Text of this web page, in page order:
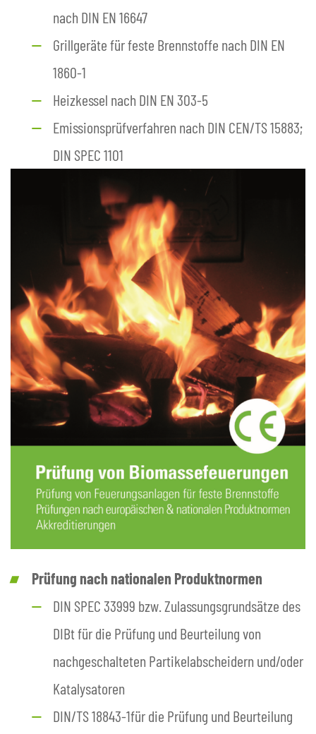
nach DIN EN 16647
Grillgeräte für feste Brennstoffe nach DIN EN
1860-1
Heizkessel nach DIN EN 303-5
Emissionsprüfverfahren nach DIN CEN/TS 15883;
DIN SPEC 1101
Prüfung nach nationalen Produktnormen
DIN SPEC 33999 bzw. Zulassungsgrundsätze des
DIBt für die Prüfung und Beurteilung von
nachgeschalteten Partikelabscheidern und/oder
Katalysatoren
DIN/TS 18843-1für die Prüfung und Beurteilung